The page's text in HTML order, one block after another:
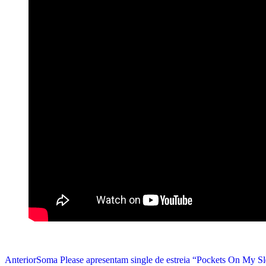
AnteriorSoma Please apresentam single de estreia “Pockets On My